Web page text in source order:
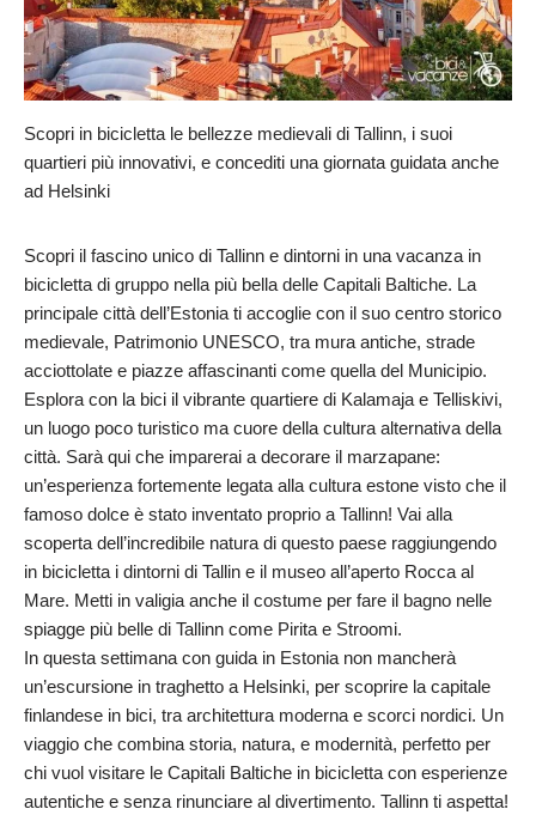
Scopri in bicicletta le bellezze medievali di Tallinn, i suoi
quartieri più innovativi, e concediti una giornata guidata anche
ad Helsinki
Scopri il fascino unico di Tallinn e dintorni in una vacanza in
bicicletta di gruppo nella più bella delle Capitali Baltiche. La
principale città dell’Estonia ti accoglie con il suo centro storico
medievale, Patrimonio UNESCO, tra mura antiche, strade
acciottolate e piazze affascinanti come quella del Municipio.
Esplora con la bici il vibrante quartiere di Kalamaja e Telliskivi,
un luogo poco turistico ma cuore della cultura alternativa della
città. Sarà qui che imparerai a decorare il marzapane:
un’esperienza fortemente legata alla cultura estone visto che il
famoso dolce è stato inventato proprio a Tallinn! Vai alla
scoperta dell’incredibile natura di questo paese raggiungendo
in bicicletta i dintorni di Tallin e il museo all’aperto Rocca al
Mare. Metti in valigia anche il costume per fare il bagno nelle
spiagge più belle di Tallinn come Pirita e Stroomi.
In questa settimana con guida in Estonia non mancherà
un’escursione in traghetto a Helsinki, per scoprire la capitale
finlandese in bici, tra architettura moderna e scorci nordici. Un
viaggio che combina storia, natura, e modernità, perfetto per
chi vuol visitare le Capitali Baltiche in bicicletta con esperienze
autentiche e senza rinunciare al divertimento. Tallinn ti aspetta!